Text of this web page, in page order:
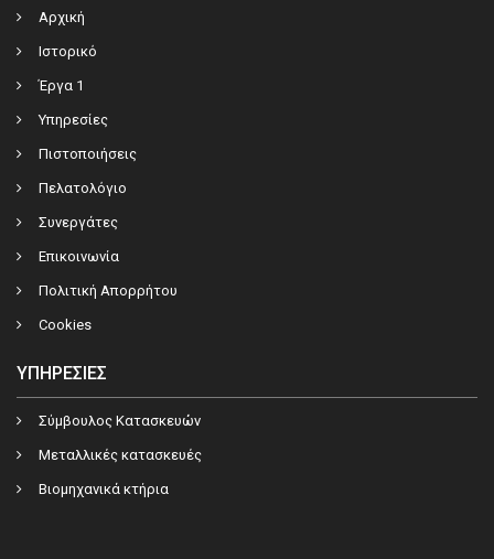
Αρχική
Ιστορικό
Έργα 1
Υπηρεσίες
Πιστοποιήσεις
Πελατολόγιο
Συνεργάτες
Επικοινωνία
Πολιτική Απορρήτου
Cookies
ΥΠΗΡΕΣΊΕΣ
Σύμβουλος Κατασκευών
Μεταλλικές κατασκευές
Βιομηχανικά κτήρια